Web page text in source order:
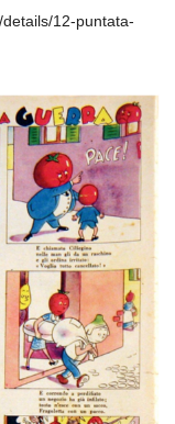
12-puntata-